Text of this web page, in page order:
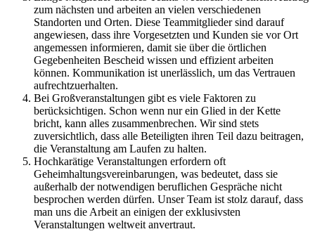
zum nächsten und arbeiten an vielen verschiedenen
Standorten und Orten. Diese Teammitglieder sind darauf
angewiesen, dass ihre Vorgesetzten und Kunden sie vor Ort
angemessen informieren, damit sie über die örtlichen
Gegebenheiten Bescheid wissen und effizient arbeiten
können. Kommunikation ist unerlässlich, um das Vertrauen
aufrechtzuerhalten.
Bei Großveranstaltungen gibt es viele Faktoren zu
berücksichtigen. Schon wenn nur ein Glied in der Kette
bricht, kann alles zusammenbrechen. Wir sind stets
zuversichtlich, dass alle Beteiligten ihren Teil dazu beitragen,
die Veranstaltung am Laufen zu halten.
Hochkarätige Veranstaltungen erfordern oft
Geheimhaltungsvereinbarungen, was bedeutet, dass sie
außerhalb der notwendigen beruflichen Gespräche nicht
besprochen werden dürfen. Unser Team ist stolz darauf, dass
man uns die Arbeit an einigen der exklusivsten
Veranstaltungen weltweit anvertraut.